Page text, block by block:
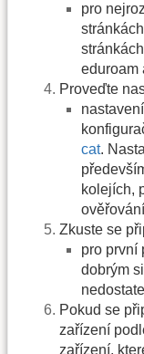
pro
eduroam
Proveďte
cat.
kolejích,
Zkuste se
pro první
dobrým
Pokud se
zařízení
zařízení,